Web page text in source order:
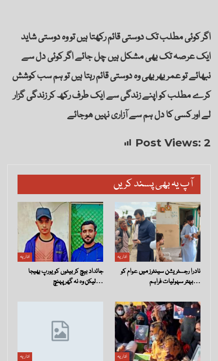
اگر کوئی مطلب تک دوستی قائم رکھتا ہیں تو وہ دوستی شاید
ایک عرصہ تک بھی مشکل ہیں چل جائے اگر کوئی دل سے
نبھائے تو عمر بھر بھی وہ دوستی قائم رہتا ہیں تو ہم سب کوشش
کرے مطلب کو اپنے زندگی سے ایک طرف رکھ کر زندگی گزار
لے اور کسی کا دل ہم سے آزاری نہیں ھوجائے
Post Views: 2
آپ یہ بھی پسند کریں
اداریہ
جائداد بیچ کر بیٹوں کو یورپ بھیجا
لیکن وہ نہ گھر پہنچ…
اداریہ
نادرا رجسٹریشن سینٹرز میں عوام کو
بہتر سہولیات فراہم…
اداریہ اداریہ